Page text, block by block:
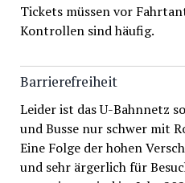
Tickets müssen vor
Kontrollen sind häufig.
Barrierefreiheit
Leider ist das U-Bahnnetz
und Busse nur schwer mit
Eine Folge der hohen
und sehr ärgerlich für